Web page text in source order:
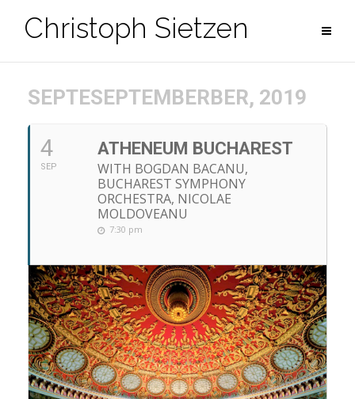
InhaltChristoph Sietzen
SEPTESEPTEMBERBER, 2019
4
SEP
ATHENEUM BUCHAREST
WITH BOGDAN BACANU,
BUCHAREST SYMPHONY
ORCHESTRA, NICOLAE
MOLDOVEANU
7:30 pm